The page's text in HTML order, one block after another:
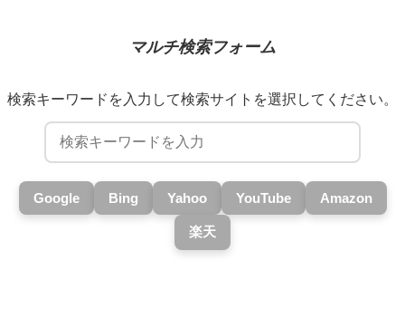
マルチ検索フォーム
検索キーワードを入力して検索サイトを選択してください。
Google Bing Yahoo YouTube Amazon
楽天